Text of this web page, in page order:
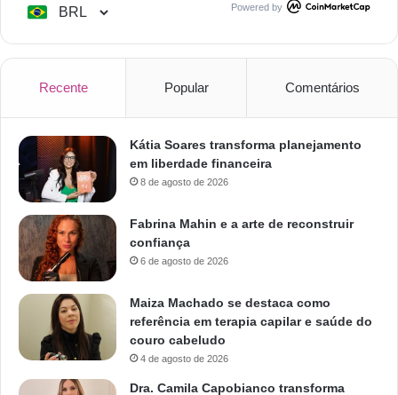
Powered by
Recente Popular Comentários
Kátia Soares transforma planejamento
em liberdade financeira
8 de agosto de 2026
Fabrina Mahin e a arte de reconstruir
confiança
6 de agosto de 2026
Maiza Machado se destaca como
referência em terapia capilar e saúde do
couro cabeludo
4 de agosto de 2026
Dra. Camila Capobianco transforma